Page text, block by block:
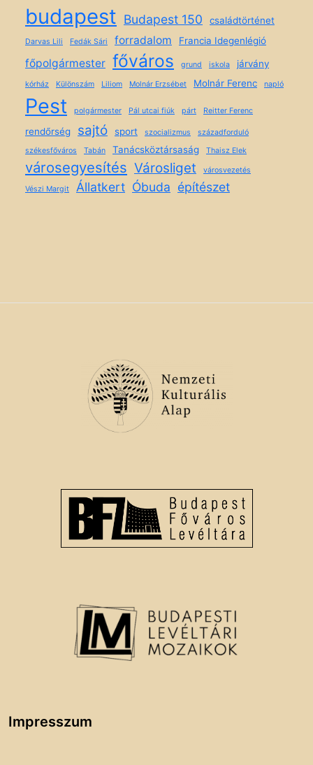
budapest Budapest 150 családtörténet
Darvas Lili Fedák Sári forradalom Francia Idegenlégió
főpolgármester főváros grund iskola járvány
kórház Különszám Liliom Molnár Erzsébet Molnár Ferenc napló
Pest polgármester Pál utcai fiúk párt Reitter Ferenc
rendőrség sajtó sport szocializmus
századforduló
székesfőváros
Tabán Tanácsköztársaság Thaisz Elek
városegyesítés Városliget városvezetés
Vészi Margit Állatkert Óbuda építészet
Impresszum